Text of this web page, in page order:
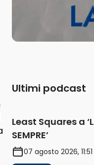
Ultimi podcast
Least Squares a
SEMPRE’
07 agosto 2026, 11:51